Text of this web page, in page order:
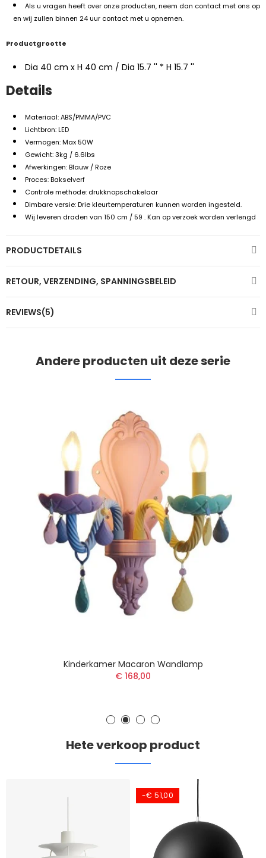
Als u vragen heeft over onze producten, neem dan contact met ons op
en wij zullen binnen 24 uur contact met u opnemen.
Productgrootte
Dia 40 cm x H 40 cm / Dia 15.7 '' * H 15.7 ''
Details
Materiaal: ABS/PMMA/PVC
Lichtbron: LED
Vermogen: Max 50W
Gewicht: 3kg / 6.6lbs
Afwerkingen: Blauw / Roze
Proces: Bakselverf
Controle methode: drukknopschakelaar
Dimbare versie: Drie kleurtemperaturen kunnen worden ingesteld.
Wij leveren draden van 150 cm / 59 . Kan op verzoek worden verlengd
PRODUCTDETAILS
RETOUR, VERZENDING, SPANNINGSBELEID
REVIEWS(5)
Andere producten uit deze serie
Kinderkamer Macaron Wandlamp
€ 168,00
Hete verkoop product
-€ 51,00